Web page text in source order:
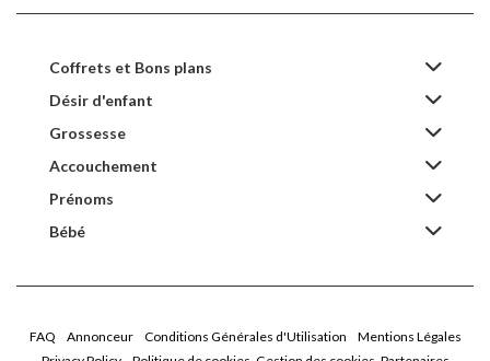
Coffrets et Bons plans
Désir d'enfant
Grossesse
Accouchement
Prénoms
Bébé
FAQ Annonceur Conditions Générales d'Utilisation
Mentions Légales